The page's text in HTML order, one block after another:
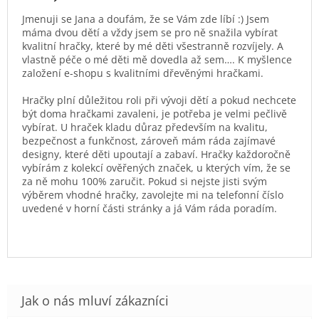
Jmenuji se Jana a doufám, že se Vám zde líbí :) Jsem
máma dvou dětí a vždy jsem se pro ně snažila vybírat
kvalitní hračky, které by mé děti všestranně rozvíjely. A
vlastně péče o mé děti mě dovedla až sem…. K myšlence
založení e-shopu s kvalitními dřevěnými hračkami.
Hračky plní důležitou roli při vývoji dětí a pokud nechcete
být doma hračkami zavaleni, je potřeba je velmi pečlivě
vybírat. U hraček kladu důraz především na kvalitu,
bezpečnost a funkčnost, zároveň mám ráda zajímavé
designy, které děti upoutají a zabaví. Hračky každoročně
vybírám z kolekcí ověřených značek, u kterých vím, že se
za ně mohu 100% zaručit. Pokud si nejste jisti svým
výběrem vhodné hračky, zavolejte mi na telefonní číslo
uvedené v horní části stránky a já Vám ráda poradím.